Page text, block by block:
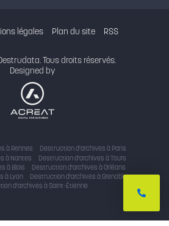
légales Plan du site RSS
Tous droits réservés.
Designed by
à Rennes
Destruction d'archives à Paris
à Nantes
Destruction d'archives à Tours
à Blois
Destruction d'archives à Orléans
à Lyon
Destruction d'archives à Grenoble
d'archives à Saint-Étienne